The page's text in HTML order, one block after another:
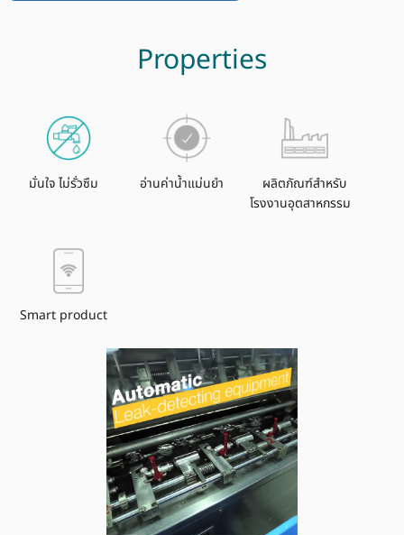
Properties
มั่นใจ ไม่รั่วซึม อ่านค่าน้ำแม่นยำ
ผลิตภัณฑ์สำหรับ
โรงงานอุตสาหกรรม
Smart product